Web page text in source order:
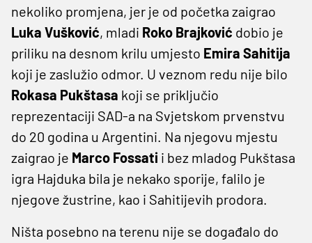
nekoliko promjena, jer je od početka zaigrao
Luka Vušković, mladi Roko Brajković dobio je
priliku na desnom krilu umjesto Emira Sahitija
koji je zaslužio odmor. U veznom redu nije bilo
Rokasa Pukštasa koji se priključio
reprezentaciji SAD-a na Svjetskom prvenstvu
do 20 godina u Argentini. Na njegovu mjestu
zaigrao je Marco Fossati i bez mladog Pukštasa
igra Hajduka bila je nekako sporije, falilo je
njegove žustrine, kao i Sahitijevih prodora.
Ništa posebno na terenu nije se događalo do